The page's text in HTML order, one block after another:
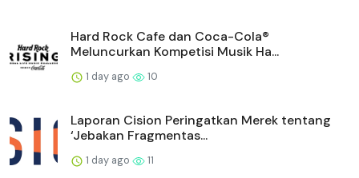
Hard Rock Cafe dan Coca-Cola®
Meluncurkan Kompetisi Musik Ha...
1 day ago 10
Laporan Cision Peringatkan Merek tentang
‘Jebakan Fragmentas...
1 day ago 11